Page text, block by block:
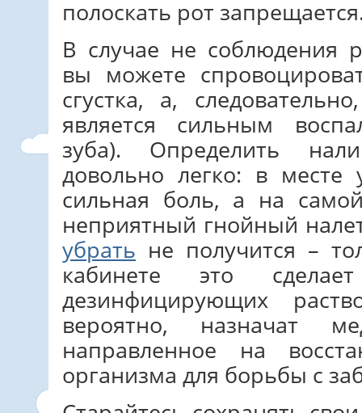
полоскать рот
В случае не соблюдения
вы можете
сгустка, а,
является сильным
зуба). Определить
довольно легко: в месте
сильная боль, а на
неприятный гнойный
убрать не получится –
кабинете это
дезинфицирующих
вероятно, назначат
направленное на
организма для борьбы с